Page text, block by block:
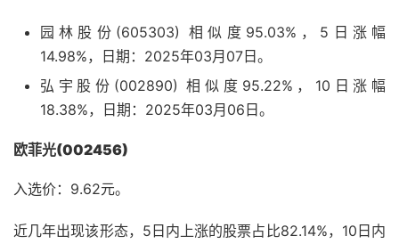
园林股份(605303) 相似度95.03%，5日涨幅
14.98%，日期：2025年03月07日。
弘宇股份(002890) 相似度95.22%，10日涨幅
18.38%，日期：2025年03月06日。
欧菲光(002456)
入选价：9.62元。
近几年出现该形态，5日内上涨的股票占比82.14%，10日内